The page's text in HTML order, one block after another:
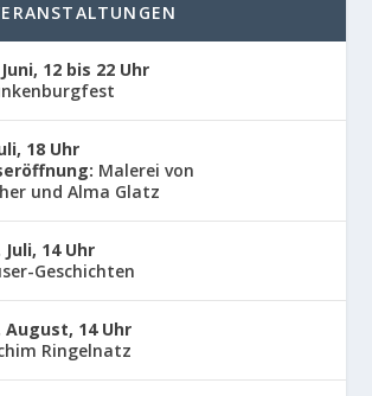
12 bis 22 Uhr
18 Uhr
Malerei von
und Alma Glatz
14 Uhr
Geschichten
August, 14 Uhr
Ringelnatz